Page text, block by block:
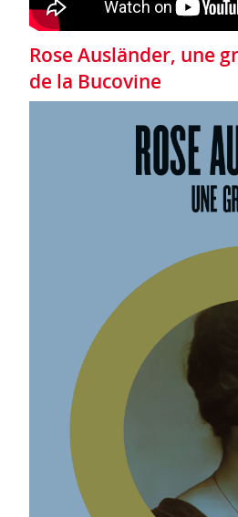
Rose Ausländer, une
de la Bucovine